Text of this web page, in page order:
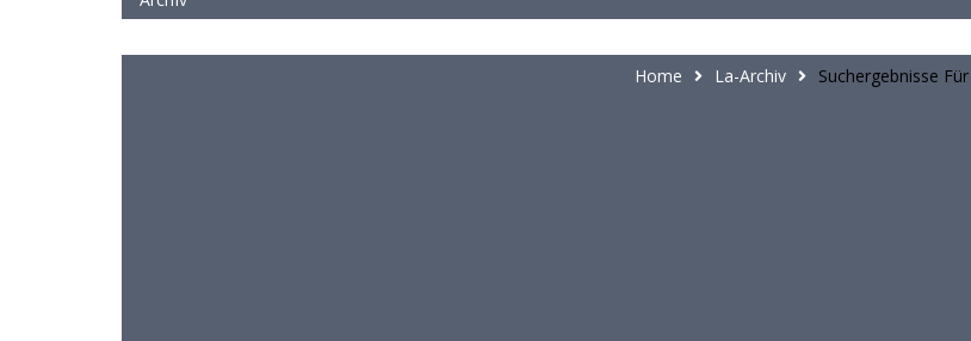
Home La-Archiv Suchergebnisse Für